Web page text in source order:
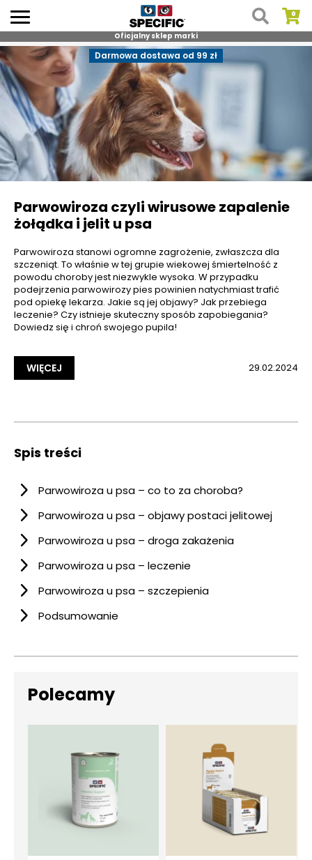
Skip
to
content
Oficjalny sklep marki
Darmowa dostawa od 99 zł
Parwowiroza czyli wirusowe zapalenie
żołądka i jelit u psa
Parwowiroza stanowi ogromne zagrożenie, zwłaszcza dla
szczeniąt. To właśnie w tej grupie wiekowej śmiertelność z
powodu choroby jest niezwykle wysoka. W przypadku
podejrzenia parwowirozy pies powinien natychmiast trafić
pod opiekę lekarza. Jakie są jej objawy? Jak przebiega
leczenie? Czy istnieje skuteczny sposób zapobiegania?
Dowiedz się i chroń swojego pupila!
WIĘCEJ 29.02.2024
Spis treści
Parwowiroza u psa – co to za choroba?
Parwowiroza u psa – objawy postaci jelitowej
Parwowiroza u psa – droga zakażenia
Parwowiroza u psa – leczenie
Parwowiroza u psa – szczepienia
Podsumowanie
Polecamy